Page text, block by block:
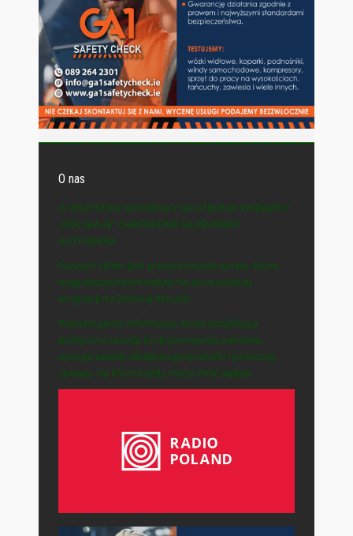
O nas
© WSZYSTKIE MATERIAŁY NA STRONIE WYDAWCY
„POLSKA-IE” CHRONIONE SĄ PRAWEM
AUTORSKIM.
Naszym celem jest prezentowanie spraw, które
mają bezpośredni wpływ na życie polskiej
emigracji na Zielonej Wyspie.
Prezentujemy informacje, które przybliżają
polityczne zasady funkcjonowania państwa,
opisują zasady działania gospodarki i pokazują
sprawy, na które każdy może mieć wpływ.